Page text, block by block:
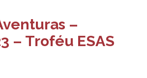
–
– Troféu ESAS